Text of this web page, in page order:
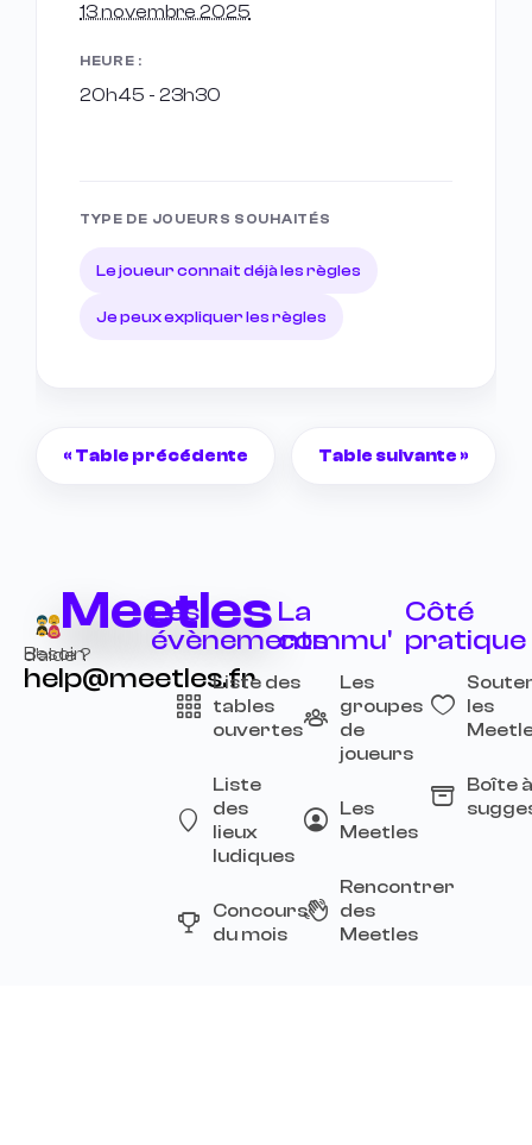
13 novembre 2025
HEURE :
20h45 - 23h30
TYPE DE JOUEURS SOUHAITÉS
Le joueur connait déjà les règles
Je peux expliquer les règles
« Table précédente Table suivante »
Meetles
Besoin d’aide ?
help@meetles.fr
Les
évènements
Liste des
tables
ouvertes
Liste
des
lieux
ludiques
Concours
du mois
La
commu'
Les
groupes
de
joueurs
Les
Meetles
Rencontrer
des
Meetles
Côté
pratique
les
Boîte à